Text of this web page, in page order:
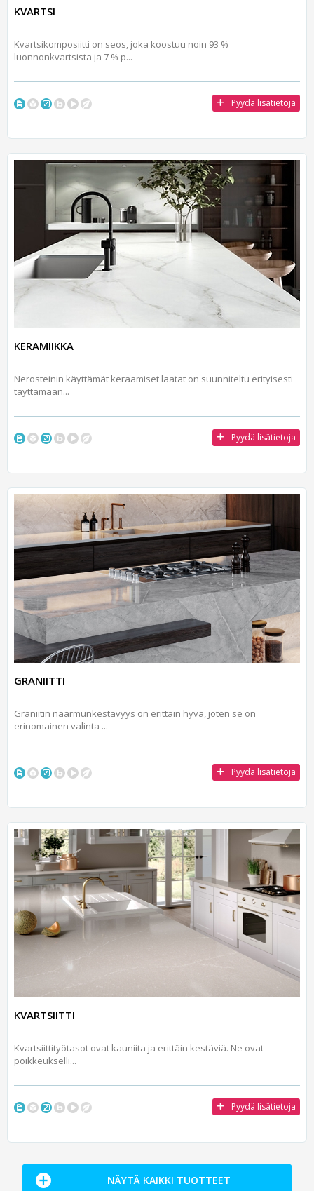
KVARTSI
Kvartsikomposiitti on seos, joka koostuu noin 93 %
luonnonkvartsista ja 7 % p...
Pyydä lisätietoja
KERAMIIKKA
Nerosteinin käyttämät keraamiset laatat on suunniteltu erityisesti
täyttämään...
Pyydä lisätietoja
GRANIITTI
Graniitin naarmunkestävyys on erittäin hyvä, joten se on
erinomainen valinta ...
Pyydä lisätietoja
KVARTSIITTI
Kvartsiittityötasot ovat kauniita ja erittäin kestäviä. Ne ovat
poikkeukselli...
Pyydä lisätietoja
NÄYTÄ KAIKKI TUOTTEET